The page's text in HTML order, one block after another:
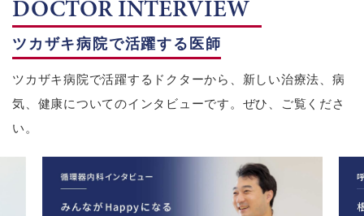
DOCTOR INTERVIEW
ツカザキ病院で活躍する医師
ツカザキ病院で活躍するドクターから、新しい治療法、病
気、健康についてのインタビューです。ぜひ、ご覧くださ
い。